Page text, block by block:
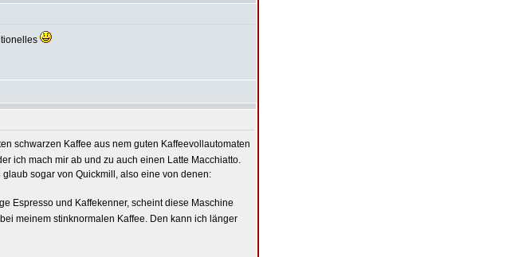
schwarzen Kaffee aus nem guten Kaffeevollautomaten
ich mach mir ab und zu auch einen Latte Macchiatto.
sogar von Quickmill, also eine von denen:
Espresso und Kaffekenner, scheint diese Maschine
meinem stinknormalen Kaffee. Den kann ich länger